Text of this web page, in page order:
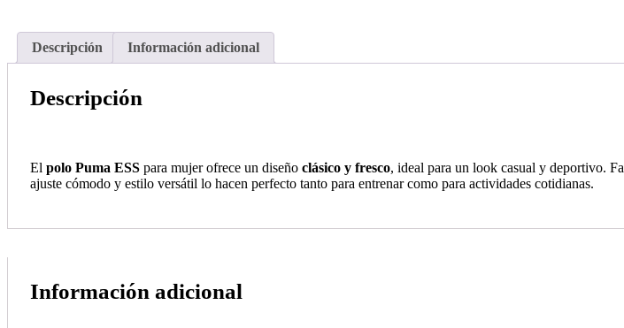
Descripción Información adicional
Descripción
El polo Puma ESS para mujer ofrece un diseño clásico y fresco, ideal para un look casual y deportivo.
ajuste cómodo y estilo versátil lo hacen perfecto tanto para entrenar como para actividades cotidianas.
Información adicional